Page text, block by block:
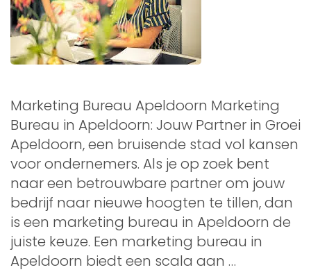
Marketing Bureau Apeldoorn Marketing
Bureau in Apeldoorn: Jouw Partner in Groei
Apeldoorn, een bruisende stad vol kansen
voor ondernemers. Als je op zoek bent
naar een betrouwbare partner om jouw
bedrijf naar nieuwe hoogten te tillen, dan
is een marketing bureau in Apeldoorn de
juiste keuze. Een marketing bureau in
Apeldoorn biedt een scala aan …